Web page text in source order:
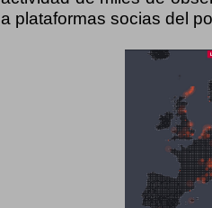
a plataformas socias del